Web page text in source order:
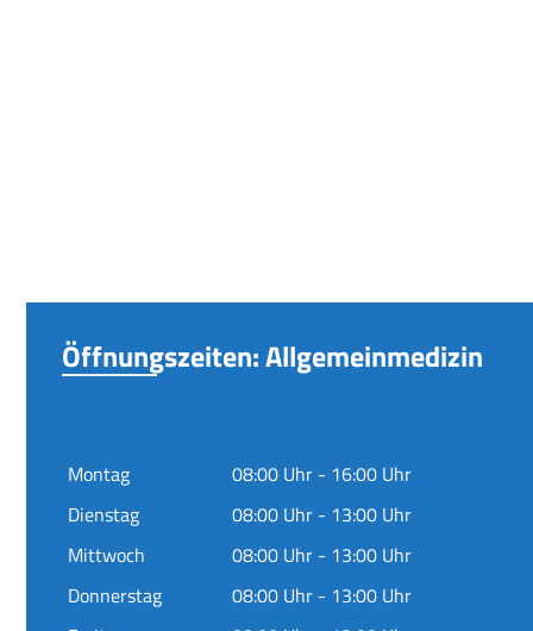
Öffnungszeiten: Allgemeinmedizin
Montag
08:00 Uhr - 16:00 Uhr
Dienstag
08:00 Uhr - 13:00 Uhr
Mittwoch
08:00 Uhr - 13:00 Uhr
Donnerstag
08:00 Uhr - 13:00 Uhr